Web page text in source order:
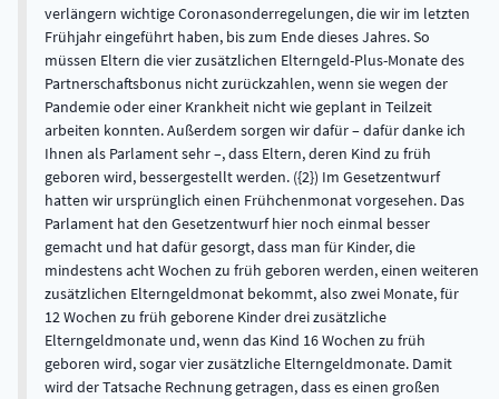
verlängern wichtige Coronasonderregelungen, die wir im letzten
Frühjahr eingeführt haben, bis zum Ende dieses Jahres. So
müssen Eltern die vier zusätzlichen Elterngeld-Plus-Monate des
Partnerschaftsbonus nicht zurückzahlen, wenn sie wegen der
Pandemie oder einer Krankheit nicht wie geplant in Teilzeit
arbeiten konnten. Außerdem sorgen wir dafür – dafür danke ich
Ihnen als Parlament sehr –, dass Eltern, deren Kind zu früh
geboren wird, bessergestellt werden. ({2}) Im Gesetzentwurf
hatten wir ursprünglich einen Frühchenmonat vorgesehen. Das
Parlament hat den Gesetzentwurf hier noch einmal besser
gemacht und hat dafür gesorgt, dass man für Kinder, die
mindestens acht Wochen zu früh geboren werden, einen weiteren
zusätzlichen Elterngeldmonat bekommt, also zwei Monate, für
12 Wochen zu früh geborene Kinder drei zusätzliche
Elterngeldmonate und, wenn das Kind 16 Wochen zu früh
geboren wird, sogar vier zusätzliche Elterngeldmonate. Damit
wird der Tatsache Rechnung getragen, dass es einen großen